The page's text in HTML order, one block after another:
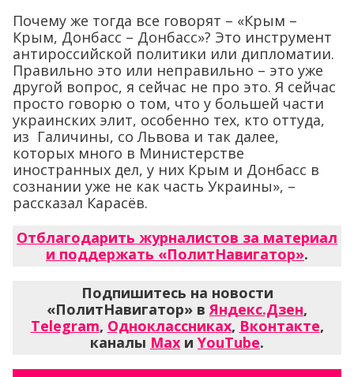
Почему же тогда все говорят – «Крым –
Крым, Донбасс – Донбасс»? Это инструмент
антироссийской политики или дипломатии.
Правильно это или неправильно – это уже
другой вопрос, я сейчас не про это. Я сейчас
просто говорю о том, что у большей части
украинских элит, особенно тех, кто оттуда,
из Галичины, со Львова и так далее,
которых много в Министерстве
иностранных дел, у них Крым и Донбасс в
сознании уже не как часть Украины», –
рассказал Карасёв.
Отблагодарить журналистов за материал
и поддержать «ПолитНавигатор».
Подпишитесь на новости
«ПолитНавигатор» в Яндекс.Дзен,
Telegram, Одноклассниках, Вконтакте,
каналы Max и YouTube.